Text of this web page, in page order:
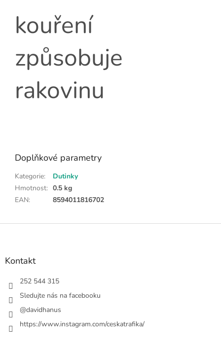
kouření
způsobuje
rakovinu
Doplňkové parametry
Kategorie:
Dutinky
Hmotnost: 0.5 kg
EAN: 8594011816702
Z
Kontakt
252 544 315
Sledujte nás na facebooku
@davidhanus
https://www.instagram.com/ceskatrafika/